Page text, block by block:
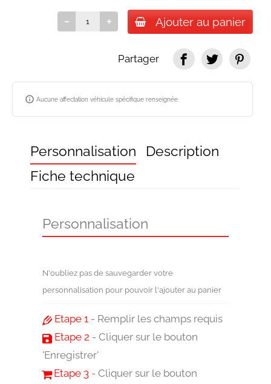
Ajouter au panier
Partager
info_outline Aucune affectation véhicule spécifique renseignée.
Personnalisation
Description
Fiche technique
Personnalisation
N'oubliez pas de sauvegarder votre
personnalisation pour pouvoir l'ajouter au panier
Etape 1 - Remplir les champs requis
Etape 2 - Cliquer sur le bouton
'Enregistrer'
Etape 3 - Cliquer sur le bouton